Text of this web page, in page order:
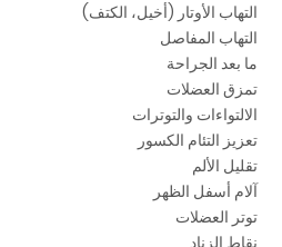
التهاب الأوتار (أخيل، الكتف)
التهاب المفاصل
ما بعد الجراحة
تمزق العضلات
الالتواءات والتوترات
تعزيز التئام الكسور
تقليل الألم
آلام أسفل الظهر
توتر العضلات